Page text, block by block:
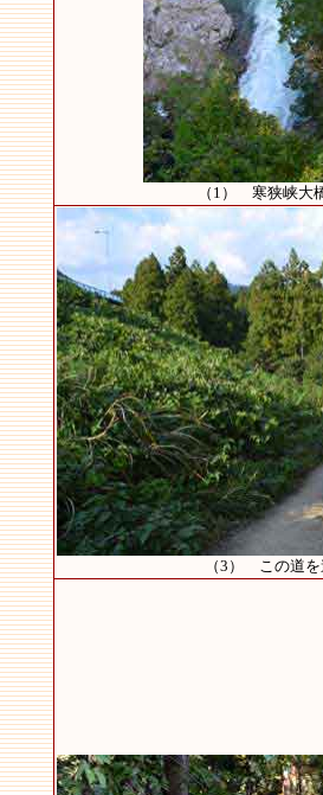
（1） 寒狭峡大
（3） この道を